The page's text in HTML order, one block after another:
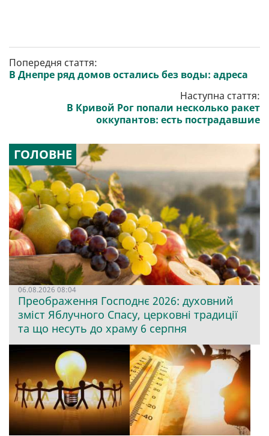
Попередня стаття:
В Днепре ряд домов остались без воды: адреса
Наступна стаття:
В Кривой Рог попали несколько ракет
оккупантов: есть пострадавшие
ГОЛОВНЕ
06.08.2026 08:04
Преображення Господнє 2026: духовний
зміст Яблучного Спасу, церковні традиції
та що несуть до храму 6 серпня